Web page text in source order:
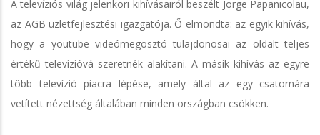
A televíziós világ jelenkori kihívásairól beszélt Jorge Papanicolau,
az AGB üzletfejlesztési igazgatója. Ő elmondta: az egyik kihívás,
hogy a youtube videómegosztó tulajdonosai az oldalt teljes
értékű televízióvá szeretnék alakítani. A másik kihívás az egyre
több televízió piacra lépése, amely által az egy csatornára
vetített nézettség általában minden országban csökken.